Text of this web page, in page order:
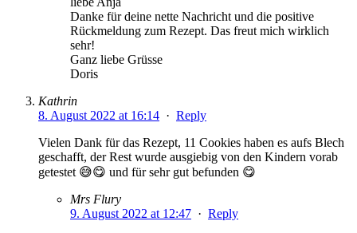
Danke für deine nette Nachricht und die positive
Rückmeldung zum Rezept. Das freut mich wirklich
sehr!
Ganz liebe Grüsse
Doris
Kathrin
8. August 2022 at 16:14 · Reply
Vielen Dank für das Rezept, 11 Cookies haben es aufs Blech
geschafft, der Rest wurde ausgiebig von den Kindern vorab
getestet 😅😋 und für sehr gut befunden 😋
Mrs Flury
9. August 2022 at 12:47 · Reply